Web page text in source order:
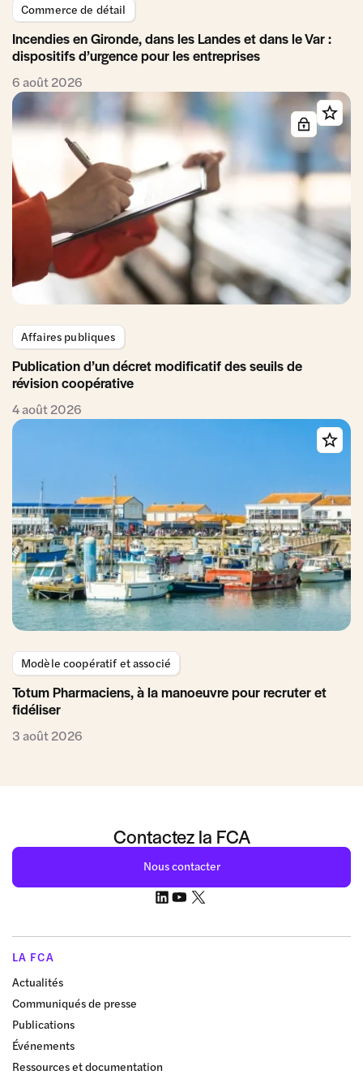
Commerce de détail
Incendies en Gironde, dans les Landes et dans le Var :
dispositifs d’urgence pour les entreprises
6 août 2026
Affaires publiques
Publication d’un décret modificatif des seuils de
révision coopérative
4 août 2026
Modèle coopératif et associé
Totum Pharmaciens, à la manoeuvre pour recruter et
fidéliser
3 août 2026
Contactez la FCA
Nous contacter
LA FCA
Actualités
Communiqués de presse
Publications
Événements
Ressources et documentation